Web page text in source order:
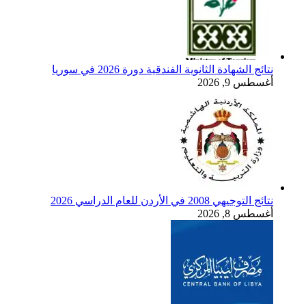
نتائج الشهادة الثانوية الفندقية دورة 2026 في سوريا
أغسطس 9, 2026
نتائج التوجيهي 2008 في الأردن للعام الدراسي 2026
أغسطس 8, 2026